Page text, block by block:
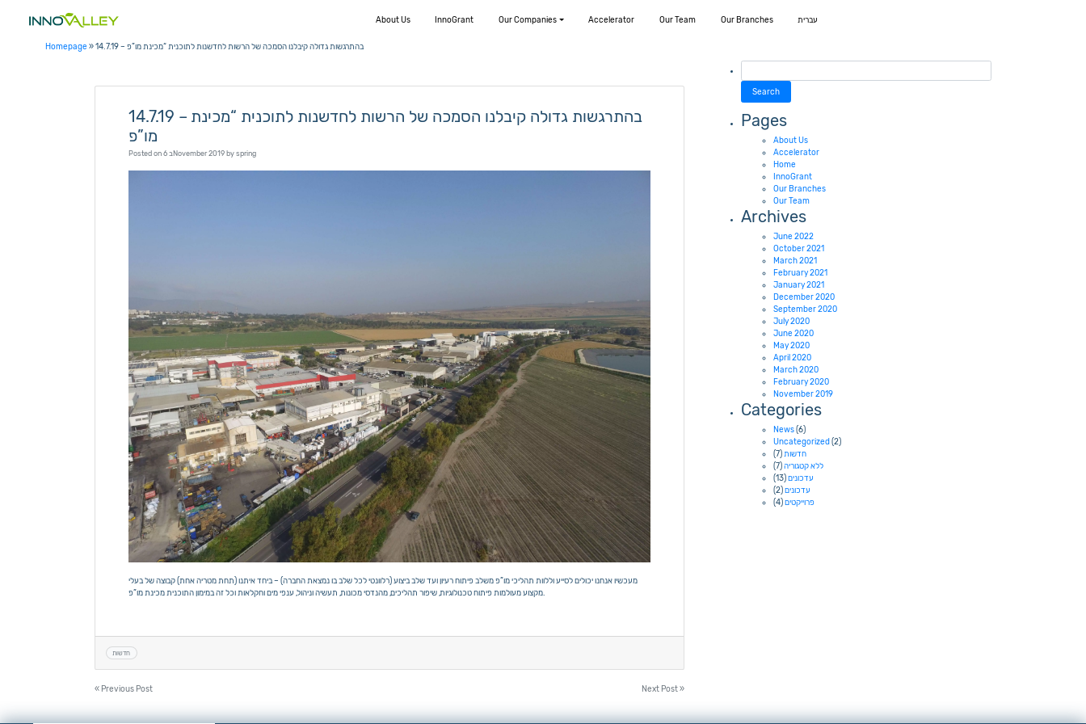
content
About Us InnoGrant Our Companies Accelerator Our Team Our Branches עברית
Homepage » 14.7.19 – בהתרגשות גדולה קיבלנו הסמכה של הרשות לחדשנות לתוכנית “מכינת מו”פ
14.7.19 – בהתרגשות גדולה קיבלנו הסמכה של הרשות לחדשנות לתוכנית “מכינת
מו”פ
Posted on 6 בNovember 2019byspring
מעכשיו אנחנו יכולים לסייע וללוות תהליכי מו”פ משלב פיתוח רעיון ועד שלב ביצוע (רלוונטי לכל שלב בו נמצאת החברה) – ביחד איתנו (תחת מטריה אחת) קבוצה של בעלי
מקצוע מעולמות פיתוח טכנולוגיות, שיפור תהליכים, מהנדסי מכונות, תעשיה וניהול, ענפי מים וחקלאות וכל זה במימון התוכנית מכינת מו”פ.
חדשות
Post
navigation
« Previous Post Next Post »
Search
for:
Pages
About Us
Accelerator
Home
InnoGrant
Our Branches
Our Team
Archives
June 2022
October 2021
March 2021
February 2021
January 2021
December 2020
September 2020
July 2020
June 2020
May 2020
April 2020
March 2020
February 2020
November 2019
Categories
News(6)
Uncategorized (2)
חדשות(7)
ללא קטגוריה(7)
עדכונים(13)
עדכונים(2)
פרוייקטים(4)